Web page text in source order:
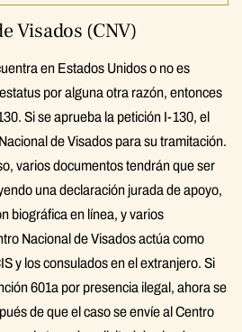
Visados (CNV)
en Estados Unidos o no es
por alguna otra razón, entonces
Si se aprueba la petición I-130, el
de Visados para su tramitación.
varios documentos tendrán que ser
una declaración jurada de apoyo,
biográfica en línea, y varios
Nacional de Visados actúa como
y los consulados en el extranjero. Si
601a por presencia ilegal, ahora se
de que el caso se envíe al Centro